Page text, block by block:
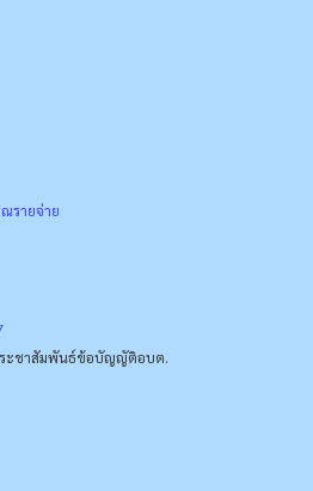
รายจ่าย
ะชาสัมพันธ์ข้อบัญญัติอบต.